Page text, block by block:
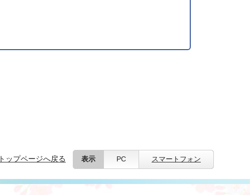
トップページへ戻る 表示 PC スマートフォン